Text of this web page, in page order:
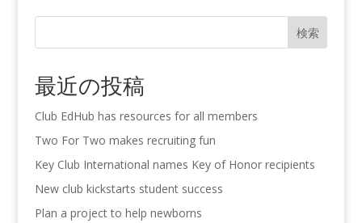
検索
最近の投稿
Club EdHub has resources for all members
Two For Two makes recruiting fun
Key Club International names Key of Honor recipients
New club kickstarts student success
Plan a project to help newborns